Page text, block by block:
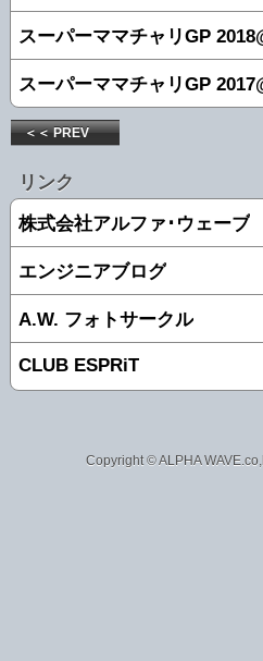
＜＜ PREV
リンク
株式会社アルファ･ウェーブ
エンジニアブログ
A.W. フォトサークル
CLUB ESPRiT
Copyright © ALPHA